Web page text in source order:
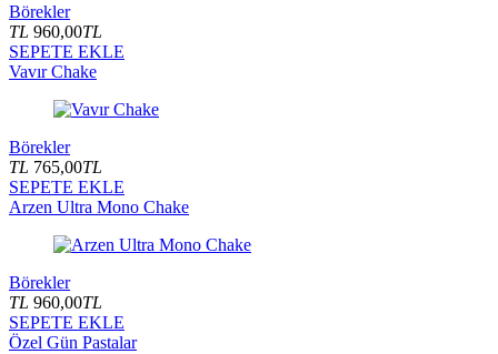
Börekler
TL 960,00TL
SEPETE EKLE
Vavır Chake
Börekler
TL 765,00TL
SEPETE EKLE
Arzen Ultra Mono Chake
Börekler
TL 960,00TL
SEPETE EKLE
Özel Gün Pastalar